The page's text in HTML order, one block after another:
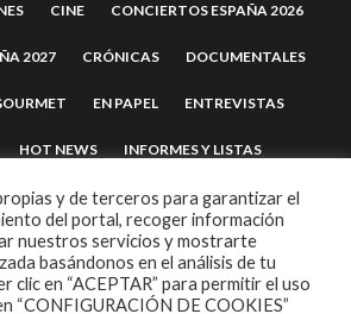
CINE CONCIERTOS ESPAÑA 2026
2027 CRÓNICAS DOCUMENTALES
EN PAPEL ENTREVISTAS
HOT NEWS INFORMES Y LISTAS
MIS DISCOS Y YO NOTICIAS OPINIÓN
TEATRO TU DISCO ME SUENA
y de terceros para garantizar el
del portal, recoger información
nuestros servicios y mostrarte
basándonos en el análisis de tu
clic en “ACEPTAR” para permitir el uso
“CONFIGURACIÓN DE COOKIES”